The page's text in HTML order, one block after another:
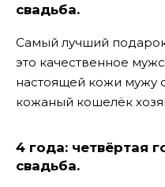
свадьба.
Самый лучший
это качественное
настоящей кожи мужу
кожаный кошелёк
4 года: четвёртая
свадьба.